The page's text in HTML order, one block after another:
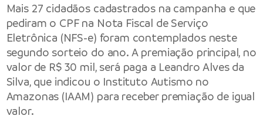
Mais 27 cidadãos cadastrados na campanha e que
pediram o CPF na Nota Fiscal de Serviço
Eletrônica (NFS-e) foram contemplados neste
segundo sorteio do ano. A premiação principal, no
valor de R$ 30 mil, será paga a Leandro Alves da
Silva, que indicou o Instituto Autismo no
Amazonas (IAAM) para receber premiação de igual
valor.